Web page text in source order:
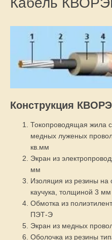
Конструкция
Токопроводящая жила
медных луженых
кв.мм
Экран из
мм
Изоляция из резины на
каучука, толщиной 3 мм
Обмотка из
ПЭТ-Э
Экран из медных
Оболочка из резины